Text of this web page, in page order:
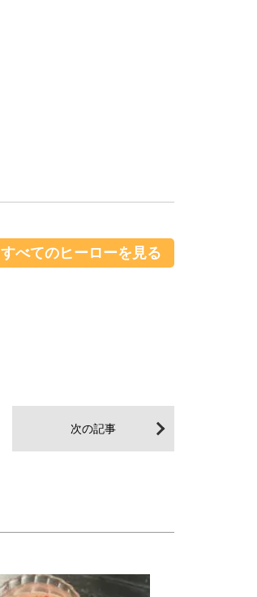
すべてのヒーローを見る
次の記事